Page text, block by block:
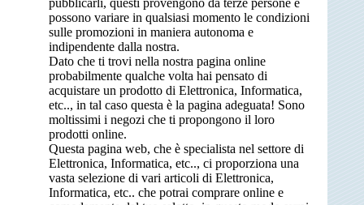
pubblicarli, questi provengono da terze persone e
possono variare in qualsiasi momento le condizioni
sulle promozioni in maniera autonoma e
indipendente dalla nostra.
Dato che ti trovi nella nostra pagina online
probabilmente qualche volta hai pensato di
acquistare un prodotto di Elettronica, Informatica,
etc.., in tal caso questa è la pagina adeguata! Sono
moltissimi i negozi che ti propongono il loro
prodotti online.
Questa pagina web, che è specialista nel settore di
Elettronica, Informatica, etc.., ci proporziona una
vasta selezione di vari articoli di Elettronica,
Informatica, etc.. che potrai comprare online e